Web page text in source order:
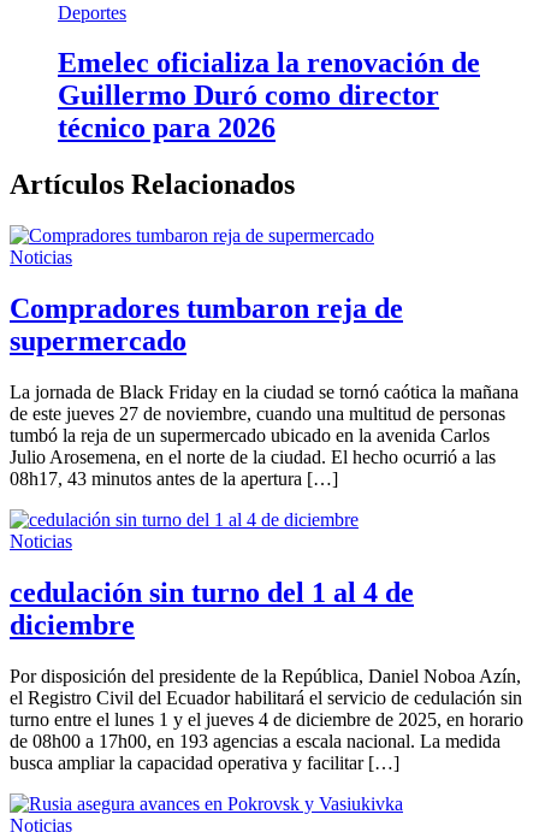
Deportes
Emelec oficializa la renovación de
Guillermo Duró como director
técnico para 2026
Artículos Relacionados
Noticias
Compradores tumbaron reja de
supermercado
La jornada de Black Friday en la ciudad se tornó caótica la mañana
de este jueves 27 de noviembre, cuando una multitud de personas
tumbó la reja de un supermercado ubicado en la avenida Carlos
Julio Arosemena, en el norte de la ciudad. El hecho ocurrió a las
08h17, 43 minutos antes de la apertura […]
Noticias
cedulación sin turno del 1 al 4 de
diciembre
Por disposición del presidente de la República, Daniel Noboa Azín,
el Registro Civil del Ecuador habilitará el servicio de cedulación sin
turno entre el lunes 1 y el jueves 4 de diciembre de 2025, en horario
de 08h00 a 17h00, en 193 agencias a escala nacional. La medida
busca ampliar la capacidad operativa y facilitar […]
Noticias